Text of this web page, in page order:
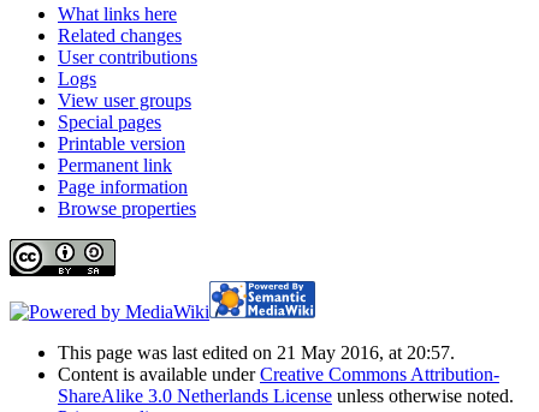
What links here
Related changes
User contributions
Logs
View user groups
Special pages
Printable version
Permanent link
Page information
Browse properties
This page was last edited on 21 May 2016, at 20:57.
Content is available underCreative Commons Attribution-
ShareAlike 3.0 Netherlands License unless otherwise noted.